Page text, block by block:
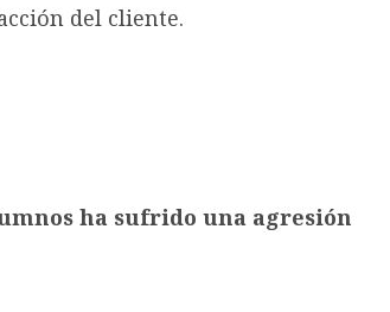
del cliente.
ha sufrido una agresión